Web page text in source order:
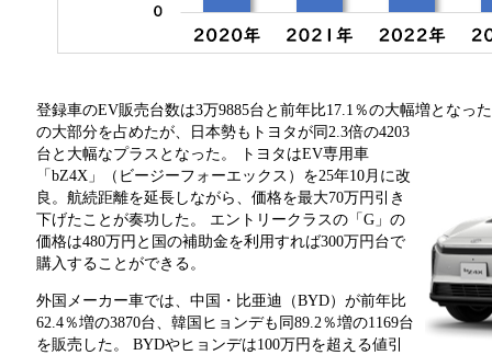
登録車のEV販売台数は3万9885台と前年比17.1％の大幅増となっ
の大部分を占めたが、日本勢もトヨタが同2.3倍の4203
台と大幅なプラスとなった。 トヨタはEV専用車
「bZ4X」（ビージーフォーエックス）を25年10月に改
良。航続距離を延長しながら、価格を最大70万円引き
下げたことが奏功した。 エントリークラスの「G」の
価格は480万円と国の補助金を利用すれば300万円台で
購入することができる。
外国メーカー車では、中国・比亜迪（BYD）が前年比
62.4％増の3870台、韓国ヒョンデも同89.2％増の1169台
を販売した。 BYDやヒョンデは100万円を超える値引